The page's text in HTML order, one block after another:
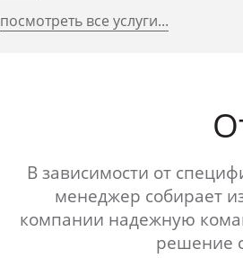
посмотреть все услуги...
В зависимости от
менеджер собирает
компании надежную
решение